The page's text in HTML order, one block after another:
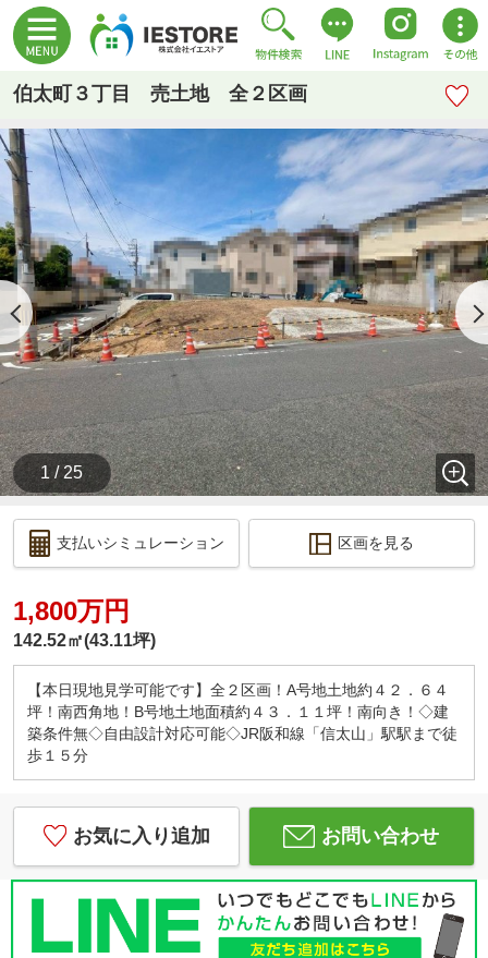
伯太町３丁目 売土地 全２区画
1 / 25
支払いシミュレーション 区画を見る
1,800万円
142.52㎡(43.11坪)
【本日現地見学可能です】全２区画！A号地土地約４２．６４
坪！南西角地！B号地土地面積約４３．１１坪！南向き！◇建
築条件無◇自由設計対応可能◇JR阪和線「信太山」駅駅まで徒
歩１５分
お気に入り追加 お問い合わせ